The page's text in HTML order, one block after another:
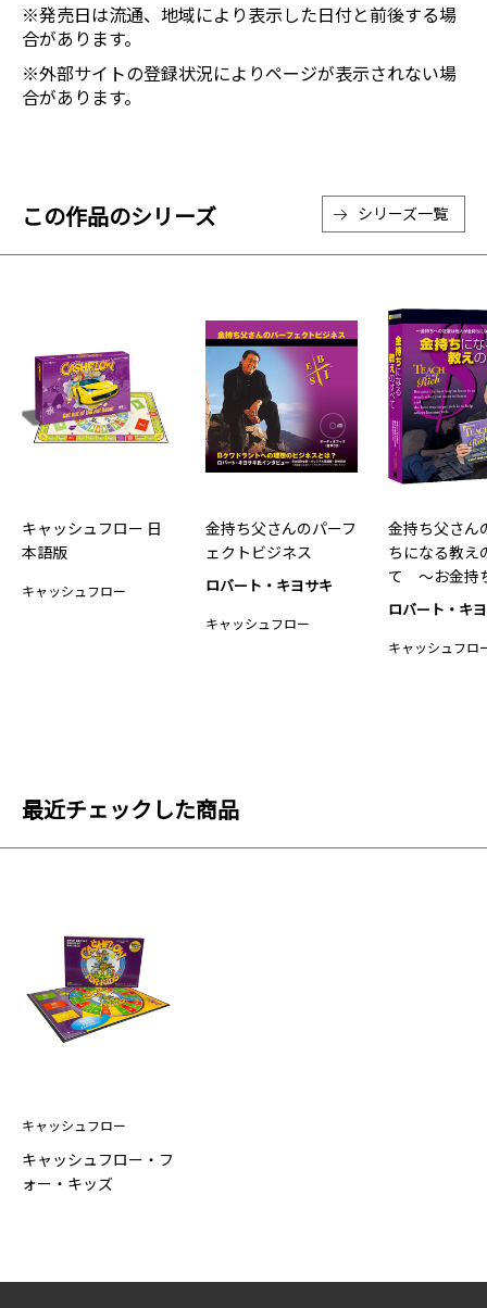
※発売日は流通、地域により表示した日付と前後する場
合があります。
※外部サイトの登録状況によりページが表示されない場
合があります。
この作品のシリーズ シリーズ一覧
キャッシュフロー 日
本語版
キャッシュフロー
金持ち父さんのパーフ
ェクトビジネス
ロバート・キヨサキ
キャッシュフロー
金持ち父さ
ちになる教え
て 〜お金持
近道は他…
ロバート・キ
キャッシュフロ
最近チェックした商品
キャッシュフロー
キャッシュフロー・フ
ォー・キッズ